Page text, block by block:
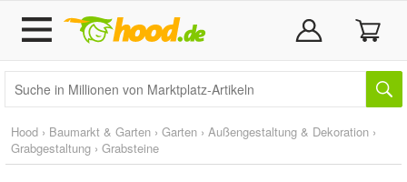
Hood › Baumarkt & Garten › Garten › Außengestaltung & Dekoration ›
Grabgestaltung › Grabsteine